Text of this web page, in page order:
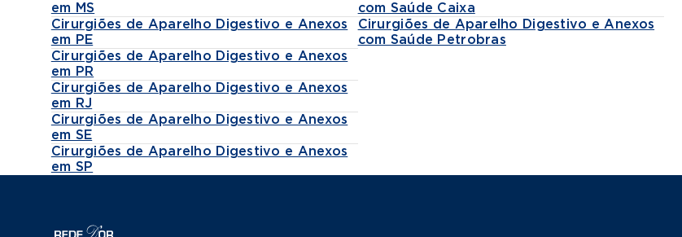
em MS
Cirurgiões de Aparelho Digestivo e Anexos
em PE
Cirurgiões de Aparelho Digestivo e Anexos
em PR
Cirurgiões de Aparelho Digestivo e Anexos
em RJ
Cirurgiões de Aparelho Digestivo e Anexos
em SE
Cirurgiões de Aparelho Digestivo e Anexos
em SP
com Saúde Caixa
Cirurgiões de Aparelho Digestivo e Anexos
com Saúde Petrobras